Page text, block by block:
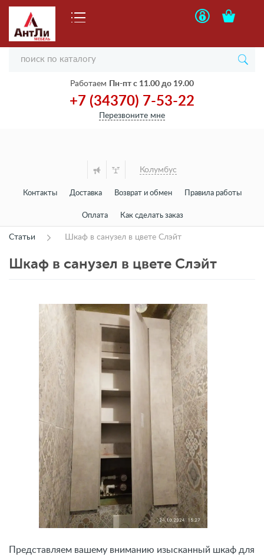
Работаем Пн-пт с 11.00 до 19.00
+7 (34370) 7-53-22
Перезвоните мне
Колумбус
Контакты Доставка Возврат и обмен Правила работы
Оплата Как сделать заказ
Статьи Шкаф в санузел в цвете Слэйт
Шкаф в санузел в цвете Слэйт
Представляем вашему вниманию изысканный шкаф для